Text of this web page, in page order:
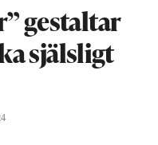
gestaltar
själsligt